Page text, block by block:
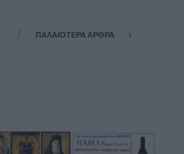
ΠΑΛΑΙΌΤΕΡΑ ΆΡΘΡΑ